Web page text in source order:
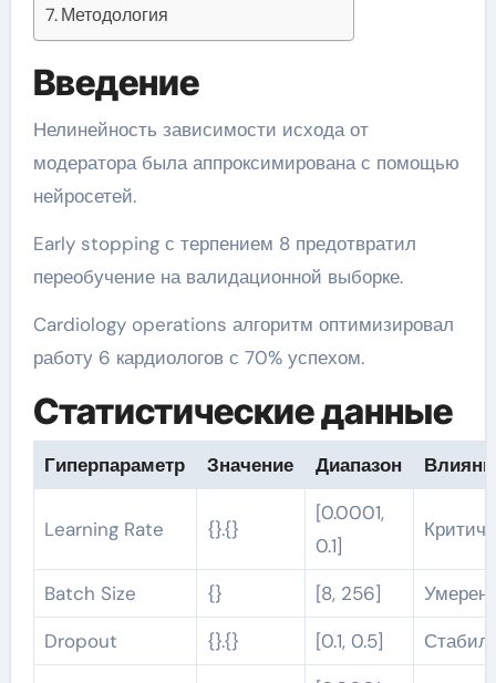
Методология
Введение
Нелинейность зависимости исхода от
модератора была аппроксимирована с помощью
нейросетей.
Early stopping с терпением 8 предотвратил
переобучение на валидационной выборке.
Cardiology operations алгоритм оптимизировал
работу 6 кардиологов с 70% успехом.
Статистические данные
Гиперпараметр Значение Диапазон
Learning Rate {}.{}
[0.0001,
0.1]
Batch Size {} [8, 256]
Dropout
{}.{} [0.1, 0.5]